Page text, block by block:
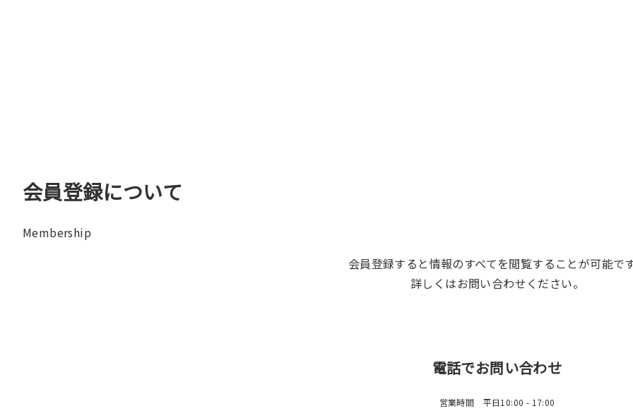
会員登録について
Membership
会員登録すると情報のすべてを閲覧することが可能で
詳しくはお問い合わせください。
電話でお問い合わせ
営業時間 平日10:00 - 17:00